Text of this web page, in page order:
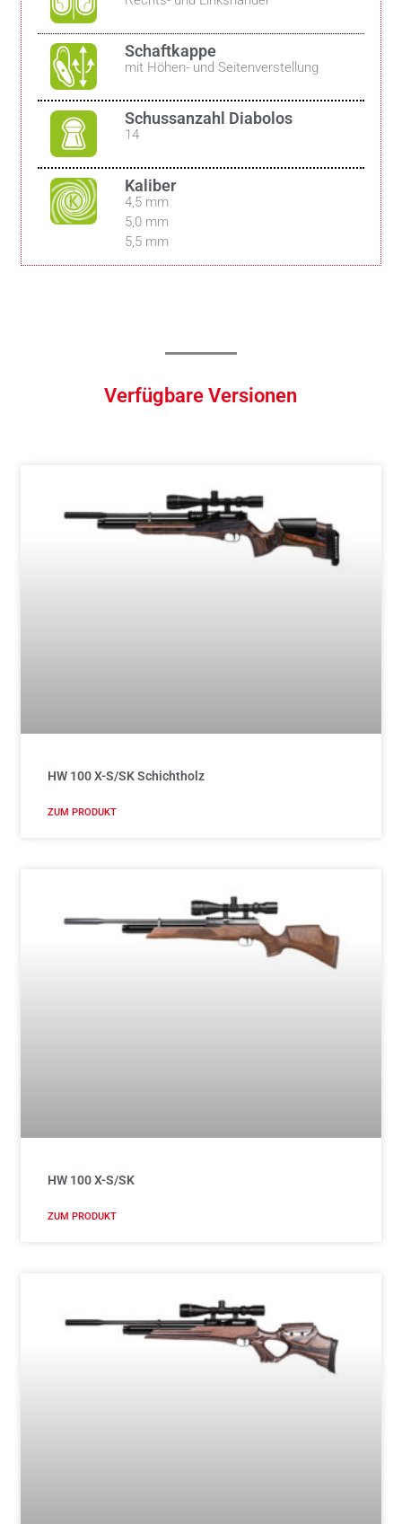
Schaftkappe
mit Höhen- und Seitenverstellung
Schussanzahl Diabolos
14
Kaliber
4,5 mm
5,0 mm
5,5 mm
Verfügbare Versionen
HW 100 X-S/SK Schichtholz
ZUM PRODUKT
HW 100 X-S/SK
ZUM PRODUKT